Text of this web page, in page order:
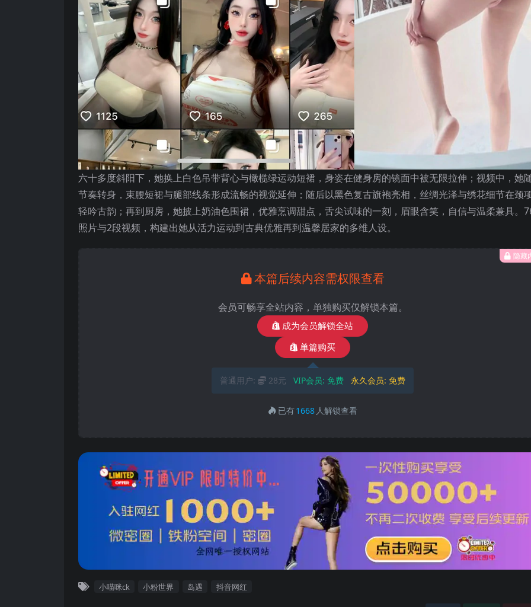
六十多度斜阳下，她换上白色吊带背心与橄榄绿运动短裙，身姿在健身房的镜面中被无限拉伸；视频中，她
节奏转身，束腰短裙与腿部线条形成流畅的视觉延伸；随后以黑色复古旗袍亮相，丝绸光泽与绣花细节在颈
轻吟古韵；再到厨房，她披上奶油色围裙，优雅烹调甜点，舌尖试味的一刻，眉眼含笑，自信与温柔兼具。
照片与2段视频，构建出她从活力运动到古典优雅再到温馨居家的多维人设。
隐藏
本篇后续内容需权限查看
会员可畅享全站内容，单独购买仅解锁本篇。
成为会员解锁全站
单篇购买
普通用户: 28元 VIP会员: 免费 永久会员:免费
已有1668 人解锁查看
小喵咪ck 小粉世界 岛遇 抖音网红